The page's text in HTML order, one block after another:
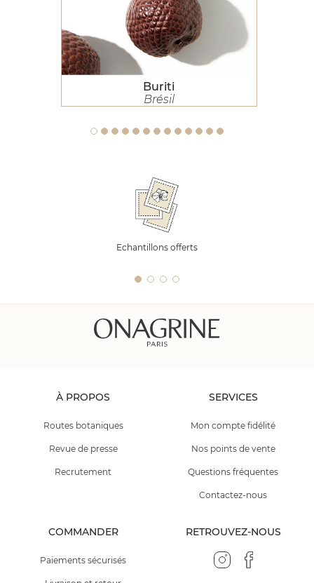
Buriti
Brésil
Echantillons offerts
À PROPOS
Routes botaniques
Revue de presse
Recrutement
SERVICES
Mon compte fidélité
Nos points de vente
Questions fréquentes
Contactez-nous
COMMANDER
Paiements sécurisés
RETROUVEZ-NOUS